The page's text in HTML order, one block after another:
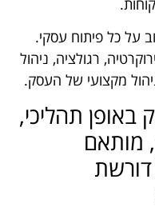
על כל פיתוח עסקי.
רגולציה, ניהול
מקצועי של העסק.
תהליכי,
מותאם
דורשת